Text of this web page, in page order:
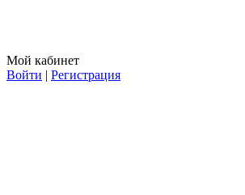
Мой кабинет
Войти | Регистрация